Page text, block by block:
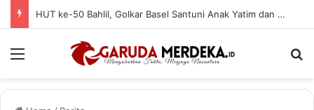
HUT ke-50 Bahlil, Golkar Basel Santuni Anak Yatim dan Fakir Miskin
Menu